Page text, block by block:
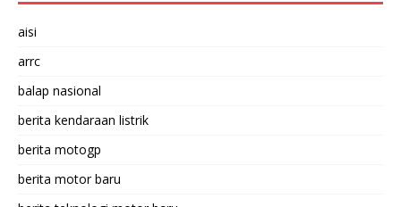
aisi
arrc
balap nasional
berita kendaraan listrik
berita motogp
berita motor baru